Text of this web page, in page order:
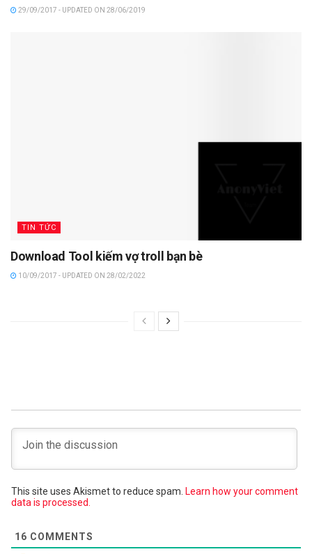
29/09/2017 - UPDATED ON 28/06/2019
TIN TỨC
Download Tool kiếm vợ troll bạn bè
10/09/2017 - UPDATED ON 28/02/2022
This site uses Akismet to reduce spam. Learn how your comment
data is processed.
16 COMMENTS